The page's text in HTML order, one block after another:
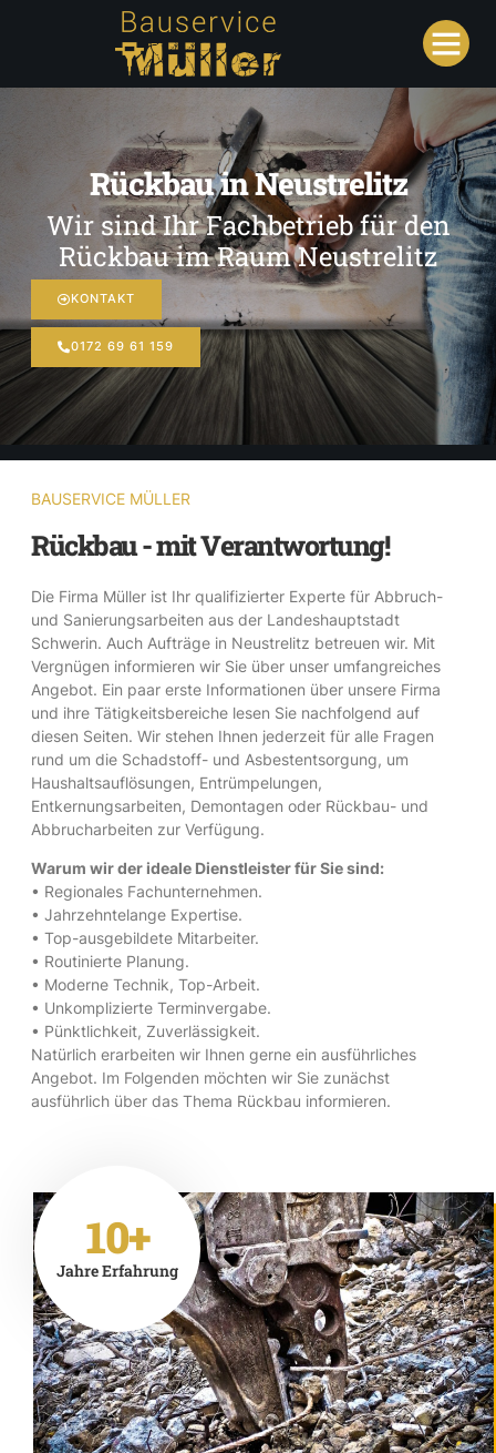
Rückbau in Neustrelitz
Wir sind Ihr Fachbetrieb für den
Rückbau im Raum Neustrelitz
KONTAKT
0172 69 61 159
BAUSERVICE MÜLLER
Rückbau - mit Verantwortung!
Die Firma Müller ist Ihr qualifizierter Experte für Abbruch-
und Sanierungsarbeiten aus der Landeshauptstadt
Schwerin. Auch Aufträge in Neustrelitz betreuen wir. Mit
Vergnügen informieren wir Sie über unser umfangreiches
Angebot. Ein paar erste Informationen über unsere Firma
und ihre Tätigkeitsbereiche lesen Sie nachfolgend auf
diesen Seiten. Wir stehen Ihnen jederzeit für alle Fragen
rund um die Schadstoff- und Asbestentsorgung, um
Haushaltsauflösungen, Entrümpelungen,
Entkernungsarbeiten, Demontagen oder Rückbau- und
Abbrucharbeiten zur Verfügung.
Warum wir der ideale Dienstleister für Sie sind:
• Regionales Fachunternehmen.
• Jahrzehntelange Expertise.
• Top-ausgebildete Mitarbeiter.
• Routinierte Planung.
• Moderne Technik, Top-Arbeit.
• Unkomplizierte Terminvergabe.
• Pünktlichkeit, Zuverlässigkeit.
Natürlich erarbeiten wir Ihnen gerne ein ausführliches
Angebot. Im Folgenden möchten wir Sie zunächst
ausführlich über das Thema Rückbau informieren.
10+
Jahre Erfahrung